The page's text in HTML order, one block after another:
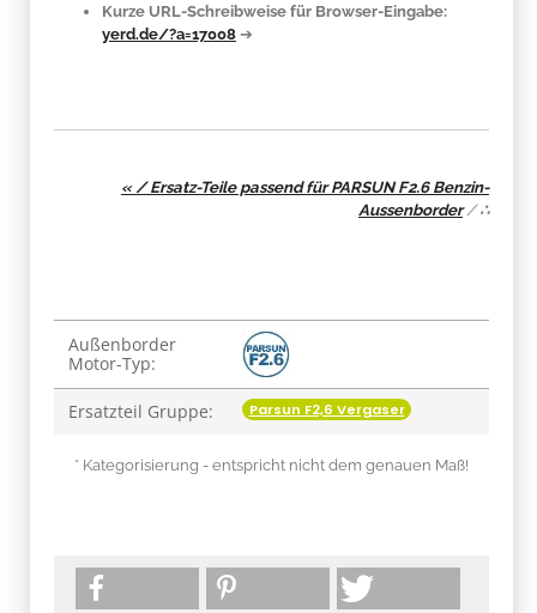
Kurze URL-Schreibweise für Browser-Eingabe:
yerd.de/?a=17008 ➔
« / Ersatz-Teile passend für PARSUN F2.6 Benzin-
Aussenborder/∴
Produkteigenschaft
Wert
Außenborder
Motor-Typ:
Ersatzteil Gruppe: Parsun F2,6 Vergaser
* Kategorisierung - entspricht nicht dem genauen Maß!